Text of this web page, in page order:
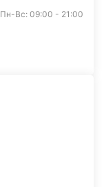
Пн-Вс: 09:00 - 21:00